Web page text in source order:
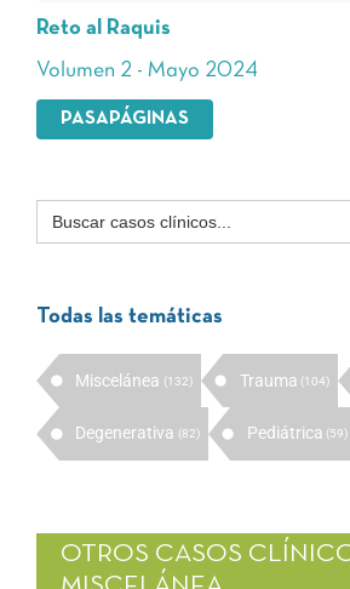
Reto al Raquis
Volumen 2 - Mayo 2024
PASAPÁGINAS
Buscar:
Todas las temáticas
Miscelánea (132) Trauma (104)
Degenerativa (82) Pediátrica (59)
OTROS CASOS